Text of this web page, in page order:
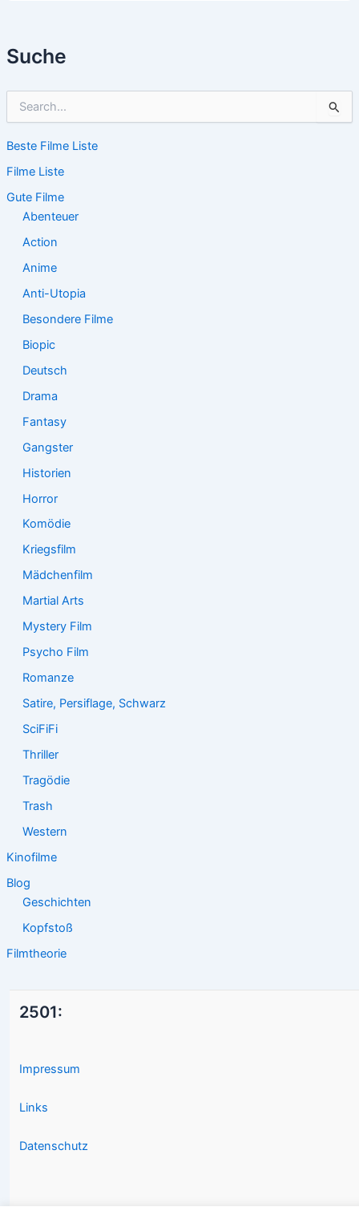
Suche
h
n
n
Beste Filme Liste
Filme Liste
Gute Filme
Abenteuer
Action
Anime
Anti-Utopia
Besondere Filme
Biopic
Deutsch
Drama
Fantasy
Gangster
Historien
Horror
Komödie
Kriegsfilm
Mädchenfilm
Martial Arts
Mystery Film
Psycho Film
Romanze
Satire, Persiflage, Schwarz
SciFiFi
Thriller
Tragödie
Trash
Western
Kinofilme
Blog
Geschichten
Kopfstoß
Filmtheorie
2501:
Impressum
Links
Datenschutz